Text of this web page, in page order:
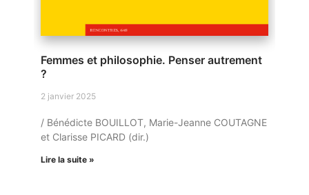
Femmes et philosophie. Penser autrement
?
2 janvier 2025
/ Bénédicte BOUILLOT, Marie-Jeanne COUTAGNE
et Clarisse PICARD (dir.)
Lire la suite »